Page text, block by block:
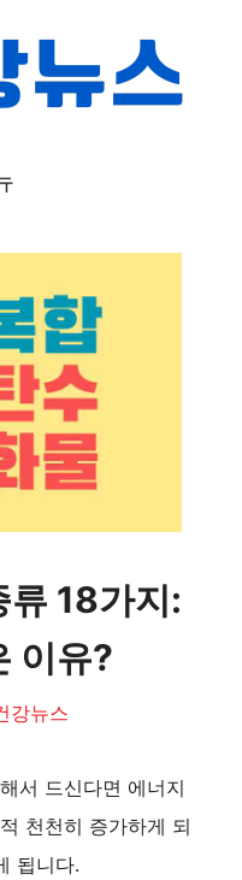
류 18가지:
이유?
강뉴스
서 드신다면 에너지
천천히 증가하게 되
됩니다.